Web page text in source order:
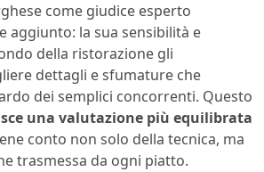
come giudice esperto
aggiunto: la sua sensibilità e
della ristorazione gli
dettagli e sfumature che
dei semplici concorrenti. Questo
una valutazione più equilibrata
conto non solo della tecnica, ma
trasmessa da ogni piatto.